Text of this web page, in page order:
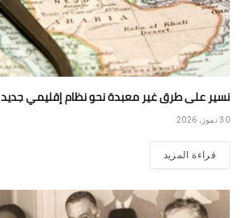
نسير على طرق غير معبدة نحو نظام إقليمي جديد
30 تموز، 2026
قراءة المزيد